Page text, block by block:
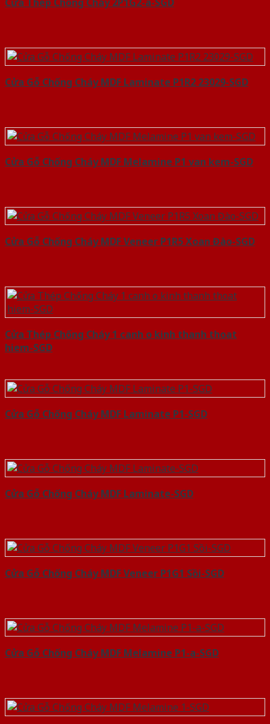
Cửa Gỗ Chống Cháy MDF Laminate P1R2 23029-SGD
Cửa Gỗ Chống Cháy MDF Melamine P1 van kem-SGD
Cửa Gỗ Chống Cháy MDF Veneer P1R5 Xoan Đào-SGD
Cửa Thép Chống Cháy 1 canh o kinh thanh thoat
hiem-SGD
Cửa Gỗ Chống Cháy MDF Laminate P1-SGD
Cửa Gỗ Chống Cháy MDF Laminate-SGD
Cửa Gỗ Chống Cháy MDF Veneer P1G1 Sồi-SGD
Cửa Gỗ Chống Cháy MDF Melamine P1-a-SGD